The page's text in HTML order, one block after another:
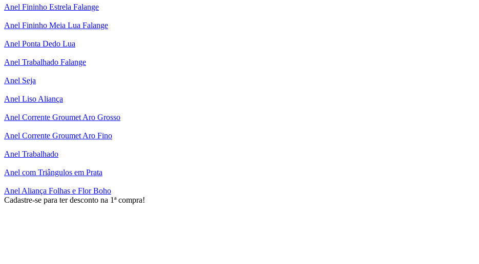
Anel Fininho Estrela Falange
Anel Fininho Meia Lua Falange
Anel Ponta Dedo Lua
Anel Trabalhado Falange
Anel Seja
Anel Liso Aliança
Anel Corrente Groumet Aro Grosso
Anel Corrente Groumet Aro Fino
Anel Trabalhado
Anel com Triângulos em Prata
Anel Aliança Folhas e Flor Boho
Cadastre-se para ter desconto na 1ª compra!